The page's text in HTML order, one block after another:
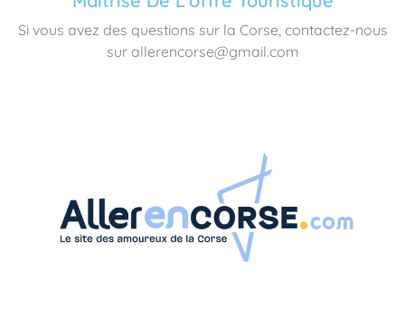
Si vous avez des questions sur la Corse, contactez-nous
sur allerencorse@gmail.com